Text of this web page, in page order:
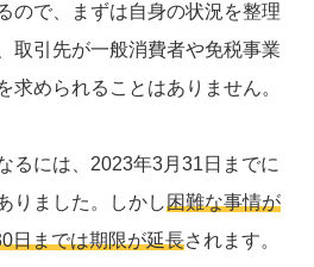
ので、まずは自身の状況を整理
取引先が一般消費者や免税事業
求められることはありません。
るには、2023年3月31日までに
りました。しかし困難な事情が
日までは期限が延長されます。